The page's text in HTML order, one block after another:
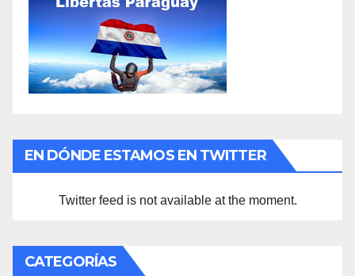
EN DÓNDE ESTAMOS EN TWITTER
Twitter feed is not available at the moment.
CATEGORÍAS